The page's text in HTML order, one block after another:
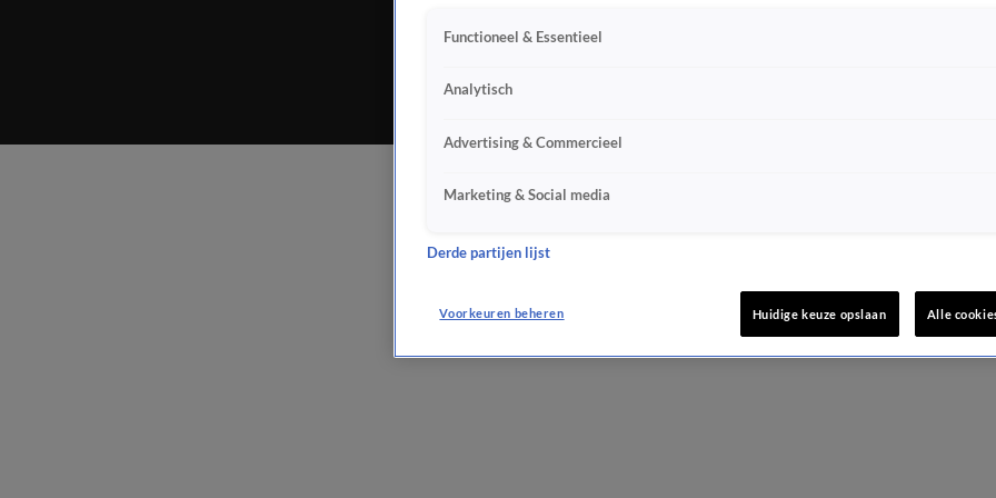
Functioneel & Essentieel
Analytisch
Advertising & Commercieel
Marketing & Social media
Derde partijen lijst
Voorkeuren beheren Huidige keuze opslaan Alle